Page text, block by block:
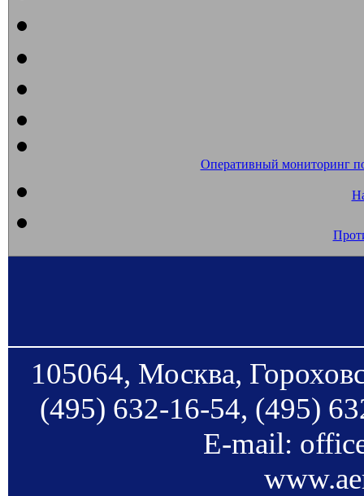
Оперативный мониторинг
105064, Москва,
(495) 632-16-54, (495)
E-mail: